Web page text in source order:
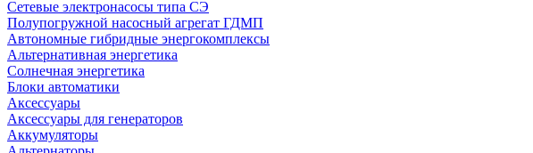
Сетевые электронасосы типа СЭ
Полупогружной насосный агрегат ГДМП
Автономные гибридные энергокомплексы
Альтернативная энергетика
Солнечная энергетика
Блоки автоматики
Аксессуары
Аксессуары для генераторов
Аккумуляторы